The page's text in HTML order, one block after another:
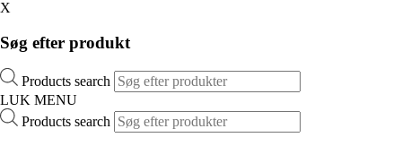
X
Søg efter produkt
Products search
LUK MENU
Products search